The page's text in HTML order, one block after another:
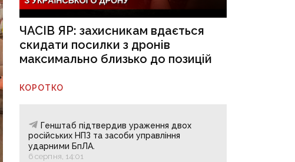
ЧАСІВ ЯР: захисникам вдається
скидати посилки з дронів
максимально близько до позицій
КОРОТКО
Генштаб підтвердив ураження двох
російських НПЗ та засоби управління
ударними БпЛА.
6 серпня, 14:01